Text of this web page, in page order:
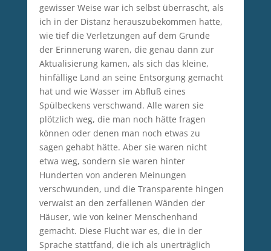
gewisser Weise war ich selbst überrascht, als
ich in der Distanz herauszubekommen hatte,
wie tief die Verletzungen auf dem Grunde
der Erinnerung waren, die genau dann zur
Aktualisierung kamen, als sich das kleine,
hinfällige Land an seine Entsorgung gemacht
hat und wie Wasser im Abfluß eines
Spülbeckens verschwand. Alle waren sie
plötzlich weg, die man noch hätte fragen
können oder denen man noch etwas zu
sagen gehabt hätte. Aber sie waren nicht
etwa weg, sondern sie waren hinter
Hunderten von anderen Meinungen
verschwunden, und die Transparente hingen
verwaist an den zerfallenen Wänden der
Häuser, wie von keiner Menschenhand
gemacht. Diese Flucht war es, die in der
Sprache stattfand, die ich als unerträglich